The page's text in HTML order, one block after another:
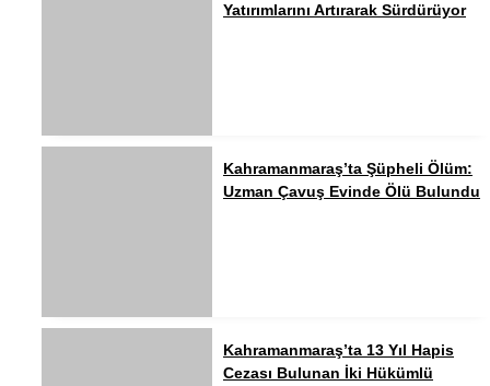
Yatırımlarını Artırarak Sürdürüyor
Kahramanmaraş’ta Şüpheli Ölüm:
Uzman Çavuş Evinde Ölü Bulundu
Kahramanmaraş’ta 13 Yıl Hapis
Cezası Bulunan İki Hükümlü